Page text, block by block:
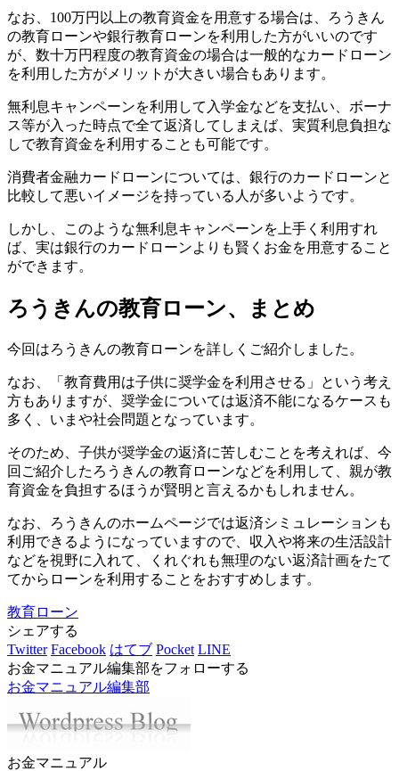
なお、100万円以上の教育資金を用意する場合は、ろうきん
の教育ローンや銀行教育ローンを利用した方がいいのです
が、数十万円程度の教育資金の場合は一般的なカードローン
を利用した方がメリットが大きい場合もあります。
無利息キャンペーンを利用して入学金などを支払い、ボーナ
ス等が入った時点で全て返済してしまえば、実質利息負担な
しで教育資金を利用することも可能です。
消費者金融カードローンについては、銀行のカードローンと
比較して悪いイメージを持っている人が多いようです。
しかし、このような無利息キャンペーンを上手く利用すれ
ば、実は銀行のカードローンよりも賢くお金を用意すること
ができます。
ろうきんの教育ローン、まとめ
今回はろうきんの教育ローンを詳しくご紹介しました。
なお、「教育費用は子供に奨学金を利用させる」という考え
方もありますが、奨学金については返済不能になるケースも
多く、いまや社会問題となっています。
そのため、子供が奨学金の返済に苦しむことを考えれば、今
回ご紹介したろうきんの教育ローンなどを利用して、親が教
育資金を負担するほうが賢明と言えるかもしれません。
なお、ろうきんのホームページでは返済シミュレーションも
利用できるようになっていますので、収入や将来の生活設計
などを視野に入れて、くれぐれも無理のない返済計画をたて
てからローンを利用することをおすすめします。
教育ローン
シェアする
Twitter Facebook はてブ Pocket LINE
お金マニュアル編集部をフォローする
お金マニュアル編集部
お金マニュアル